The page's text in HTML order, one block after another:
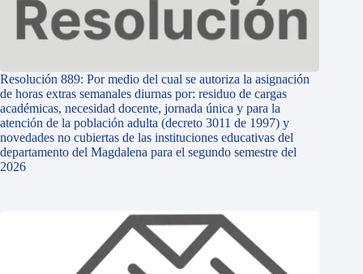
Resolución 889: Por medio del cual se autoriza la asignación
de horas extras semanales diurnas por: residuo de cargas
académicas, necesidad docente, jornada única y para la
atención de la población adulta (decreto 3011 de 1997) y
novedades no cubiertas de las instituciones educativas del
departamento del Magdalena para el segundo semestre del
2026